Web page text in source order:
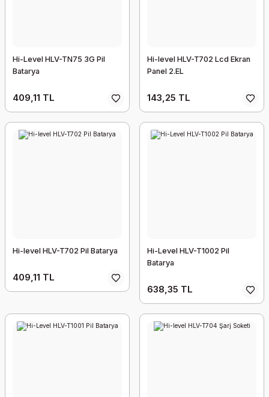
Hi-Level HLV-TN75 3G Pil
Batarya
409,11 TL
Hi-level HLV-T702 Lcd Ekran
Panel 2.EL
143,25 TL
Hi-level HLV-T702 Pil Batarya
409,11 TL
Hi-Level HLV-T1002 Pil
Batarya
638,35 TL